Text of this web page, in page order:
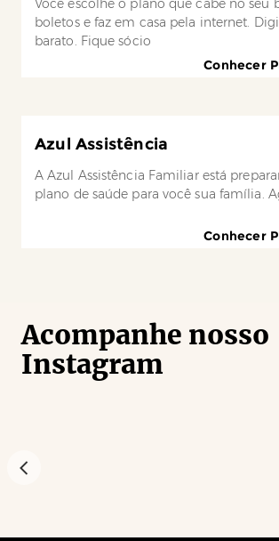
Você escolhe o plano que cabe no seu
boletos e faz em casa pela internet.
barato. Fique sócio
Conhecer
Azul Assistência
A Azul Assistência Familiar está
plano de saúde para você sua família.
Conhecer
Acompanhe nosso
Instagram